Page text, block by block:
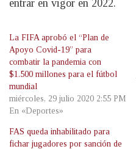
entrar en vigor en 2022.
La FIFA aprobó el “Plan de
Apoyo Covid-19” para
combatir la pandemia con
$1.500 millones para el fútbol
mundial
miércoles, 29 julio 2020 2:55 PM
En «Deportes»
FAS queda inhabilitado para
fichar jugadores por sanción de